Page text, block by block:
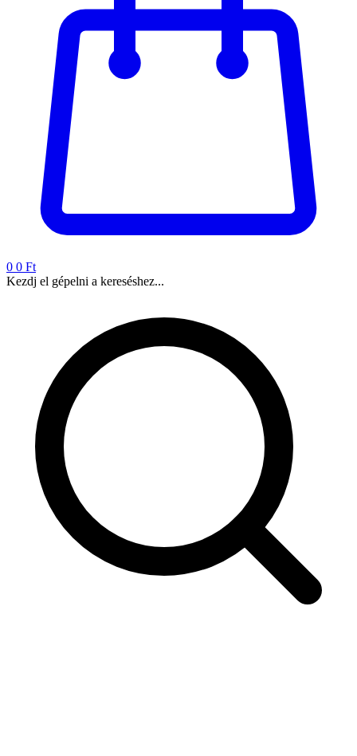
0 0 Ft
Kezdj el gépelni a kereséshez...